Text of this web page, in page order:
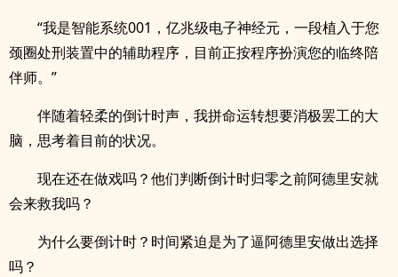
“我是智能系统001，亿兆级电子神经元，一段植入于您
颈圈处刑装置中的辅助程序，目前正按程序扮演您的临终陪
伴师。”
伴随着轻柔的倒计时声，我拼命运转想要消极罢工的大
脑，思考着目前的状况。
现在还在做戏吗？他们判断倒计时归零之前阿德里安就
会来救我吗？
为什么要倒计时？时间紧迫是为了逼阿德里安做出选择
吗？